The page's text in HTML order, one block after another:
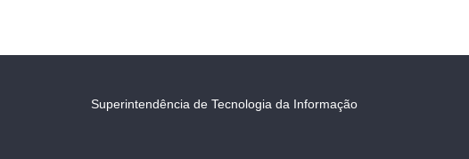
Superintendência de Tecnologia da Informação